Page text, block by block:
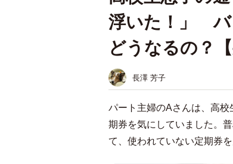
浮いた！」 バ
どうなるの？
長澤 芳子
パート主婦のAさんは、高
期券を気にしていました。
て、使われていない定期券